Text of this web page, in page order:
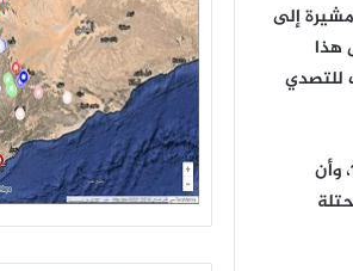
إلى
هذا
للتصدي
وشددت وزارة الخارجية الفلسطينية على أن القدس جزء لا يتجزأ من الأرض الفلسطينية المحتلة عام 1967، وأن